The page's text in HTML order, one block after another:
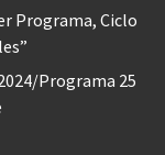
Programa, Ciclo
Programa 25